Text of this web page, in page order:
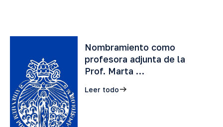
Nombramiento como
profesora adjunta de la
Prof. Marta …
Leer todo